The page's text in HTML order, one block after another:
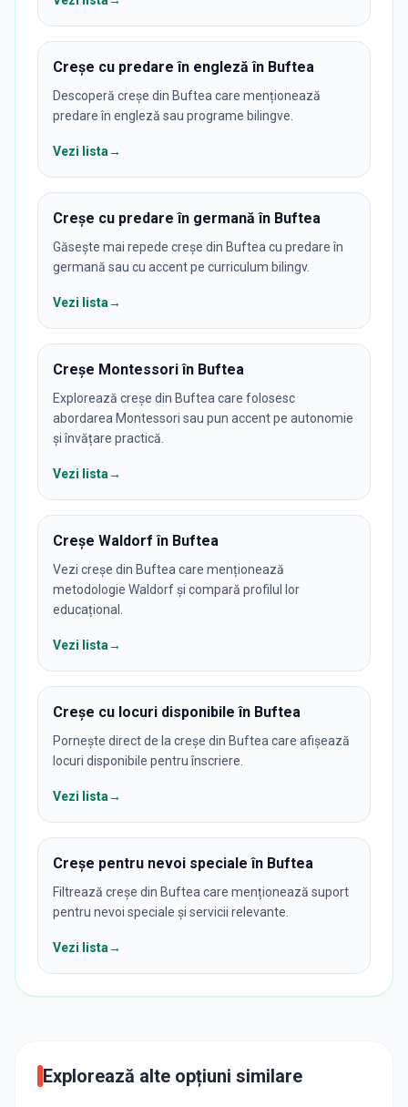
Creșe cu predare în engleză în Buftea
Descoperă creșe din Buftea care menționează
predare în engleză sau programe bilingve.
Vezi lista→
Creșe cu predare în germană în Buftea
Găsește mai repede creșe din Buftea cu predare în
germană sau cu accent pe curriculum bilingv.
Vezi lista→
Creșe Montessori în Buftea
Explorează creșe din Buftea care folosesc
abordarea Montessori sau pun accent pe autonomie
și învățare practică.
Vezi lista→
Creșe Waldorf în Buftea
Vezi creșe din Buftea care menționează
metodologie Waldorf și compară profilul lor
educațional.
Vezi lista→
Creșe cu locuri disponibile în Buftea
Pornește direct de la creșe din Buftea care afișează
locuri disponibile pentru înscriere.
Vezi lista→
Creșe pentru nevoi speciale în Buftea
Filtrează creșe din Buftea care menționează suport
pentru nevoi speciale și servicii relevante.
Vezi lista→
Explorează alte opțiuni similare